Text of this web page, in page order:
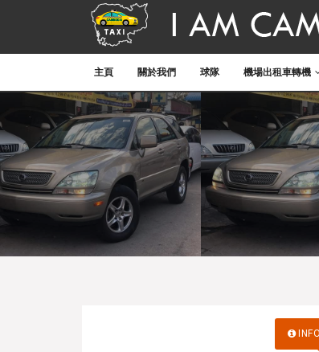
主頁 關於我們 球隊 機場出租車轉機